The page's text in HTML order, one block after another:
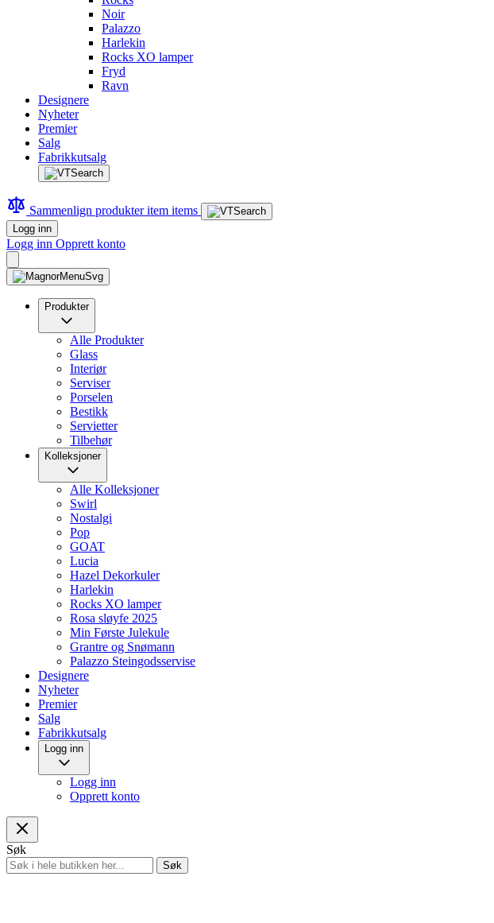
Noir
Palazzo
Harlekin
Rocks XO lamper
Fryd
Ravn
Designere
Nyheter
Premier
Salg
Fabrikkutsalg
Sammenlign produkteritem items
Logg inn
Logg inn Opprett konto
Produkter
Alle Produkter
Glass
Interiør
Serviser
Porselen
Bestikk
Servietter
Tilbehør
Kolleksjoner
Alle Kolleksjoner
Swirl
Nostalgi
Pop
GOAT
Lucia
Hazel Dekorkuler
Harlekin
Rocks XO lamper
Rosa sløyfe 2025
Min Første Julekule
Grantre og Snømann
Palazzo Steingodsservise
Designere
Nyheter
Premier
Salg
Fabrikkutsalg
Logg inn
Logg inn
Opprett konto
Søk
Søk